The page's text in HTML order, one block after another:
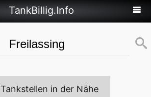
TankBillig.Info
Tankstellen in der Nähe